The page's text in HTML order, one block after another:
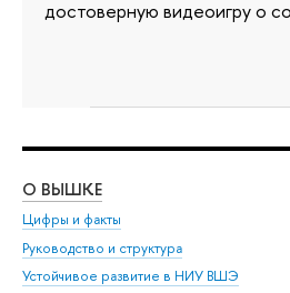
достоверную видеоигру о
О ВЫШКЕ
Цифры и факты
Руководство и структура
Устойчивое развитие в НИУ ВШЭ